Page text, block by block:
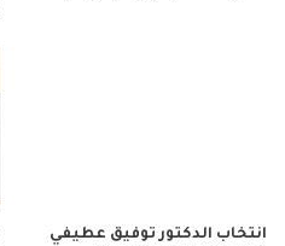
انتخاب الدكتور توفيق عطيفي